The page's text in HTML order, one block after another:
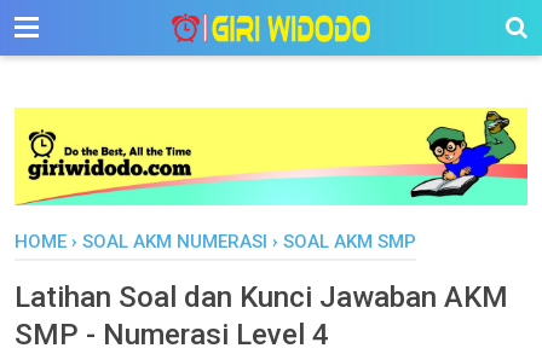
-->
HOME › SOAL AKM NUMERASI › SOAL AKM SMP
Latihan Soal dan Kunci Jawaban AKM
SMP - Numerasi Level 4